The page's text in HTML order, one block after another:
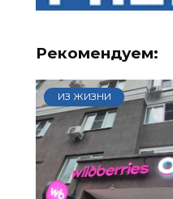
Рекомендуем:
ИЗ ЖИЗНИ